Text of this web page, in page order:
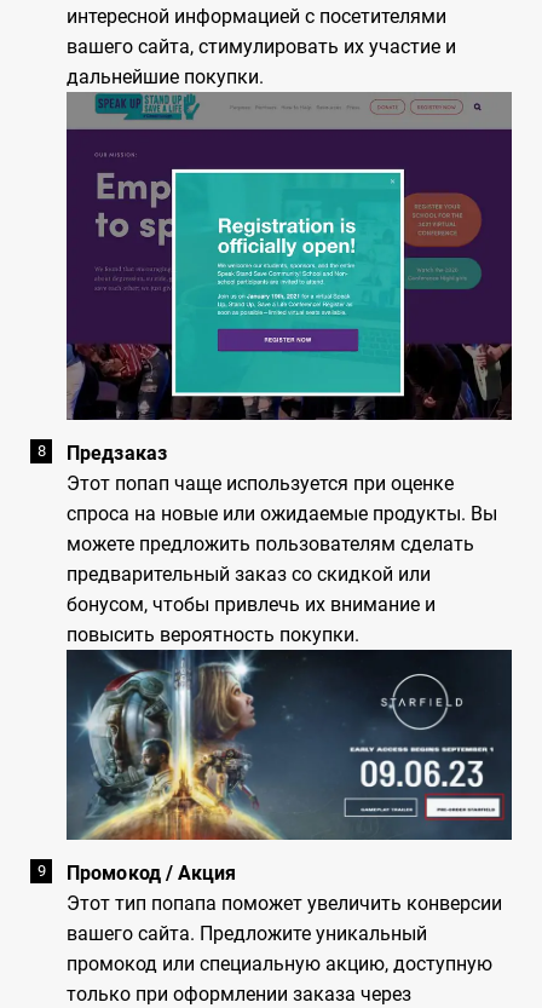
интересной информацией с посетителями
вашего сайта, стимулировать их участие и
дальнейшие покупки.
Предзаказ
Этот попап чаще используется при оценке
спроса на новые или ожидаемые продукты. Вы
можете предложить пользователям сделать
предварительный заказ со скидкой или
бонусом, чтобы привлечь их внимание и
повысить вероятность покупки.
Промокод / Акция
Этот тип попапа поможет увеличить конверсии
вашего сайта. Предложите уникальный
промокод или специальную акцию, доступную
только при оформлении заказа через